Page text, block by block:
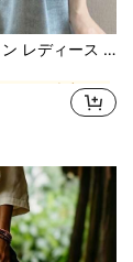
作夏カジュアル 半袖スーツトップ ブラック
通常 ウィメンズブレイザーズ
通常 ウィメンズブレイザーズ